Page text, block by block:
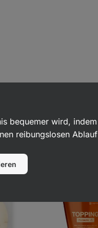
bequemer wird, indem
reibungslosen Ablauf